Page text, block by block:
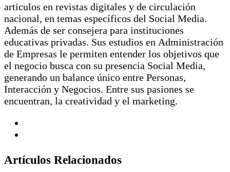
articulos en revistas digitales y de circulación
nacional, en temas específicos del Social Media.
Además de ser consejera para instituciones
educativas privadas. Sus estudios en Administración
de Empresas le permiten entender los objetivos que
el negocio busca con su presencia Social Media,
generando un balance único entre Personas,
Interacción y Negocios. Entre sus pasiones se
encuentran, la creatividad y el marketing.
Artículos Relacionados